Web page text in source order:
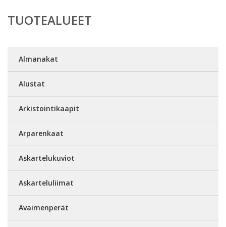
TUOTEALUEET
Almanakat
Alustat
Arkistointikaapit
Arparenkaat
Askartelukuviot
Askarteluliimat
Avaimenperät